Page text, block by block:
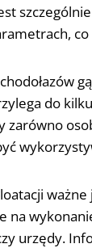
do
na
urzędy.